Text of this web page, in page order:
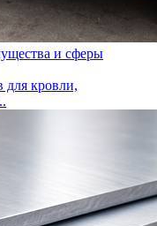
и сферы
для кровли,